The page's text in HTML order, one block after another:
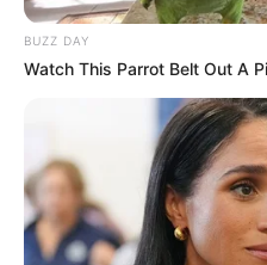
BUZZ DAY
Watch This Parrot Belt Out A